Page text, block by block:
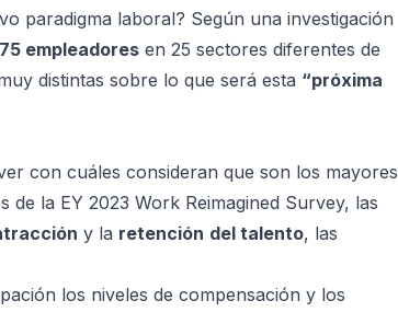
paradigma laboral? Según una investigación
empleadores en 25 sectores diferentes de
distintas sobre lo que será esta “próxima
con cuáles consideran que son los mayores
de la EY 2023 Work Reimagined Survey, las
y la retención del talento, las
los niveles de compensación y los